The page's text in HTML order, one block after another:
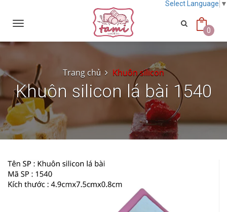
Select Language ▼
0
Toggle
Trang chủ Khuôn silicon
Khuôn silicon lá bài 1540